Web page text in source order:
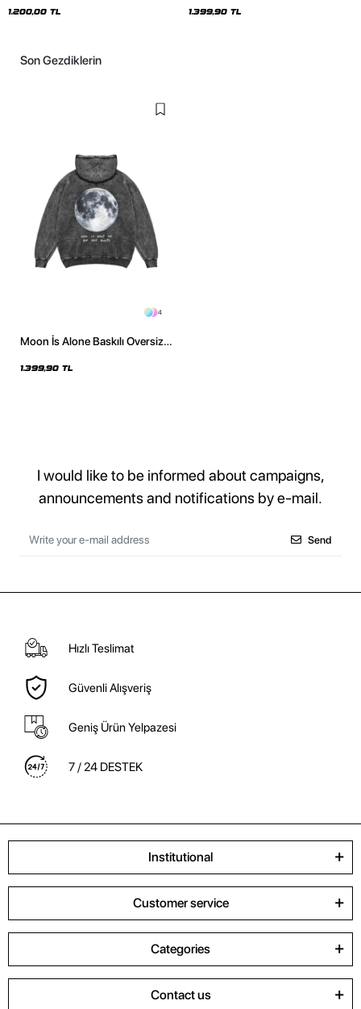
1.200,00 TL 1.399,90 TL
Son Gezdiklerin
4
Moon İs Alone Baskılı Oversize
1.399,90 TL
I would like to be informed about campaigns,
announcements and notifications by e-mail.
Send
Hızlı Teslimat
Güvenli Alışveriş
Geniş Ürün Yelpazesi
7 / 24 DESTEK
Institutional
Customer service
Categories
Contact us